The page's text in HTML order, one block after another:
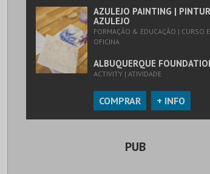
AZULEJO PAINTING |
AZULEJO
FORMAÇÃO & EDUCAÇÃO | CURSO E
OFICINA
ALBUQUERQUE
ACTIVITY | ATIVIDADE
COMPRAR + INFO
PUB